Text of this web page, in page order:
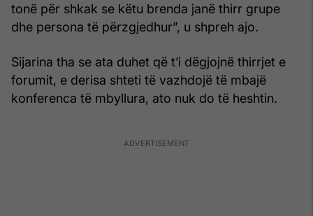
tonë për shkak se këtu brenda janë thirr grupe
dhe persona të përzgjedhur”, u shpreh ajo.
Sijarina tha se ata duhet që t’i dëgjojnë thirrjet e
forumit, e derisa shteti të vazhdojë të mbajë
konferenca të mbyllura, ato nuk do të heshtin.